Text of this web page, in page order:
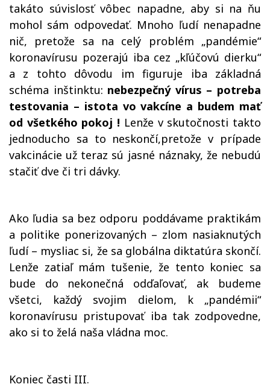
takáto súvislosť vôbec napadne, aby si na ňu
mohol sám odpovedať. Mnoho ľudí nenapadne
nič, pretože sa na celý problém „pandémie“
koronavírusu pozerajú iba cez „kľúčovú dierku“
a z tohto dôvodu im figuruje iba základná
schéma inštinktu: nebezpečný vírus – potreba
testovania – istota vo vakcíne a budem mať
od všetkého pokoj ! Lenže v skutočnosti takto
jednoducho sa to neskončí,pretože v prípade
vakcinácie už teraz sú jasné náznaky, že nebudú
stačiť dve či tri dávky.
Ako ľudia sa bez odporu poddávame praktikám
a politike ponerizovaných – zlom nasiaknutých
ľudí – mysliac si, že sa globálna diktatúra skončí.
Lenže zatiaľ mám tušenie, že tento koniec sa
bude do nekonečná odďaľovať, ak budeme
všetci, každý svojim dielom, k „pandémii“
koronavírusu pristupovať iba tak zodpovedne,
ako si to želá naša vládna moc.
Koniec časti III.